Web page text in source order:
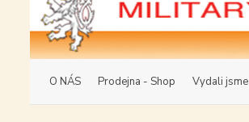
O NÁS Prodejna - Shop Vydali jsme